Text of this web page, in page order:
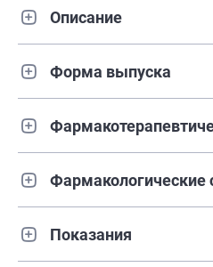
Описание
Форма выпуска
Фармакологические
Показания